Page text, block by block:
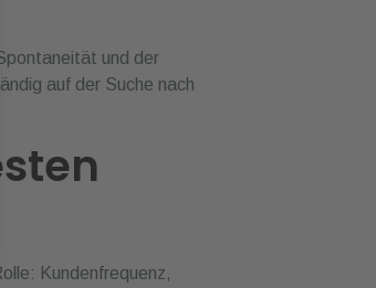
und der
auf der Suche nach
Kundenfrequenz,